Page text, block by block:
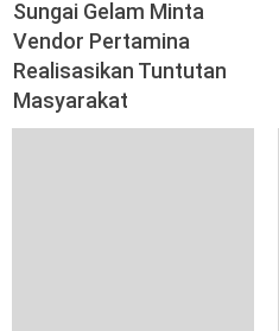
Sungai Gelam Minta
Vendor Pertamina
Realisasikan Tuntutan
Masyarakat